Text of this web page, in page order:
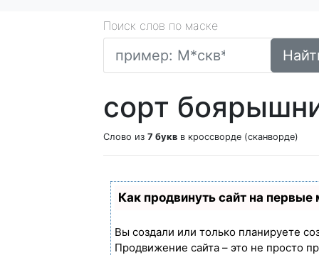
Поиск слов по маске
сорт
Слово из 7 букв в кроссворде (сканворде)
Как продвинуть сайт на первые
Вы создали или только планируете
Продвижение сайта – это не просто